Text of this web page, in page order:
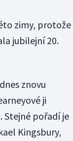
zimy, protože
jubilejní 20.
znovu
ji
Stejné pořadí je
Kingsbury,